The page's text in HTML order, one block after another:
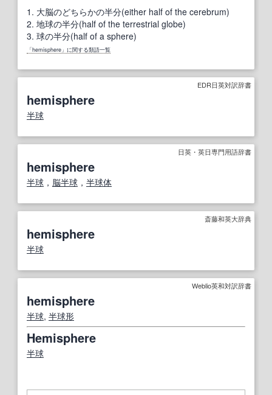
1. 大脳のどちらかの半分(either half of the cerebrum)
2. 地球の半分(half of the terrestrial globe)
3. 球の半分(half of a sphere)
「hemisphere」に関する類語一覧
EDR日英対訳辞書
hemisphere
半球
日英・英日専門用語辞書
hemisphere
半球 ， 脳半球 ， 半球体
斎藤和英大辞典
hemisphere
半球
Weblio英和対訳辞書
hemisphere
半球, 半球形
Hemisphere
半球